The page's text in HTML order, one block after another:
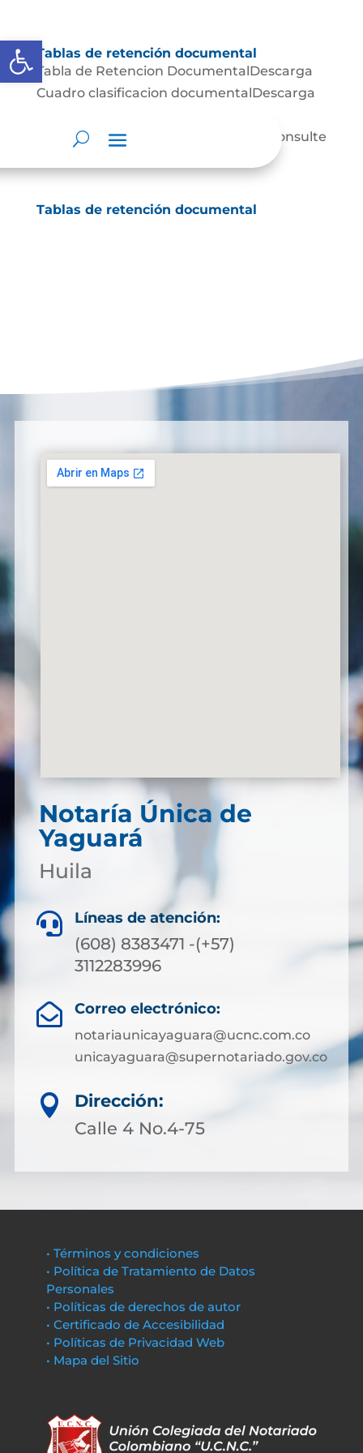
Abrir barra de herramientas
Tablas de retención documental
Tabla de Retencion DocumentalDescarga
Cuadro clasificacion documentalDescarga
https://www.archivogeneral.gov.co/consulte
Tablas de retención documental
Notaría Única de
Yaguará
Huila
 Líneas de atención:
(608) 8383471 -(+57)
3112283996
 Correo electrónico:
notariaunicayaguara@ucnc.com.co
unicayaguara@supernotariado.gov.co

Dirección:
Calle 4 No.4-75
• Términos y condiciones
• Política de Tratamiento de Datos
Personales
• Políticas de derechos de autor
• Certificado de Accesibilidad
• Políticas de Privacidad Web
• Mapa del Sitio